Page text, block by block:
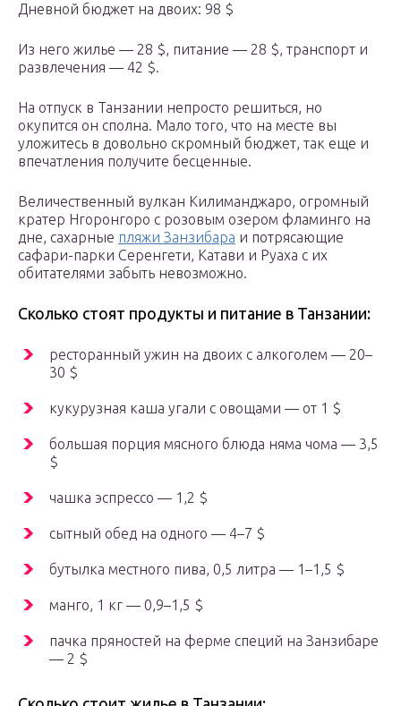
Дневной бюджет на двоих: 98 $
Из него жилье — 28 $, питание — 28 $, транспорт и
развлечения — 42 $.
На отпуск в Танзании непросто решиться, но
окупится он сполна. Мало того, что на месте вы
уложитесь в довольно скромный бюджет, так еще и
впечатления получите бесценные.
Величественный вулкан Килиманджаро, огромный
кратер Нгоронгоро с розовым озером фламинго на
дне, сахарные пляжи Занзибара и потрясающие
сафари-парки Серенгети, Катави и Руаха с их
обитателями забыть невозможно.
Сколько стоят продукты и питание в Танзании:
ресторанный ужин на двоих с алкоголем — 20–
30 $
кукурузная каша угали с овощами — от 1 $
большая порция мясного блюда няма чома — 3,5
$
чашка эспрессо — 1,2 $
сытный обед на одного — 4–7 $
бутылка местного пива, 0,5 литра — 1–1,5 $
манго, 1 кг — 0,9–1,5 $
пачка пряностей на ферме специй на Занзибаре
— 2 $